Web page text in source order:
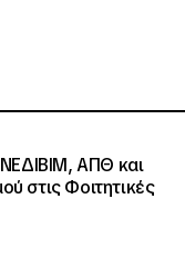
ΑΠΘ και
στις Φοιτητικές